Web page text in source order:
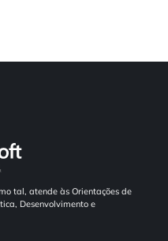
tal, atende às Orientações de
Desenvolvimento e